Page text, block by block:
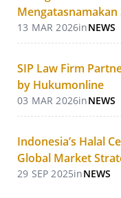
Mengatasnamakan
13 MAR 2026inNEWS
SIP Law Firm
by Hukumonline
03 MAR 2026inNEWS
Indonesia’s Halal
Global Market
29 SEP 2025inNEWS